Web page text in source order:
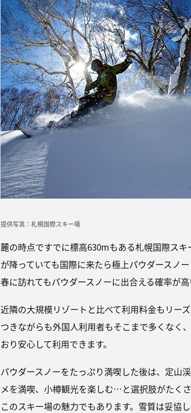
提供写真：札幌国際スキー場
麓の時点ですでに標高630mもある札幌国際ス
が降っていても国際に来たら極上パウダースノ
春に訪れてもパウダースノーに出合える確率が高
近隣の大規模リゾートと比べて利用料金もリー
つきながらも外国人利用者もそこまで多くなく
おり安心して利用できます。
パウダースノーをたっぷり満喫した後は、定山
メを満喫、小樽観光を楽しむ…と選択肢がたく
このスキー場の魅力でもあります。雪質は妥協